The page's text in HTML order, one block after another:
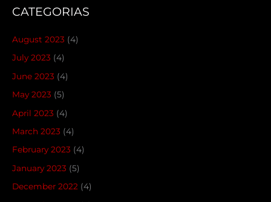
CATEGORIAS
August 2023 (4)
July 2023 (4)
June 2023 (4)
May 2023 (5)
April 2023 (4)
March 2023 (4)
February 2023 (4)
January 2023 (5)
December 2022 (4)